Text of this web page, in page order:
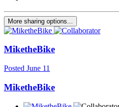
More sharing options...
MiketheBike
Posted June 11
MiketheBike